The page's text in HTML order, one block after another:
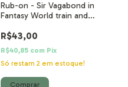
Rub-on - Sir Vagabond in
Fantasy World train and
R$43,00
R$40,85 com Pix
Só restam 2 em estoque!